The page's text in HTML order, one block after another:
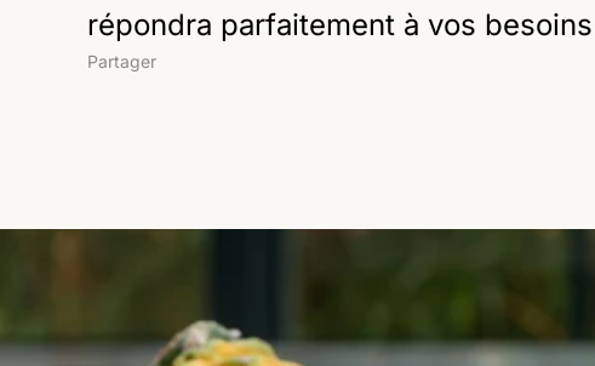
répondra parfaitement à vos
Partager